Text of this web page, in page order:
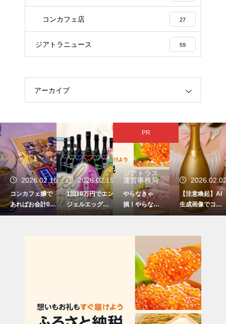
コンカフェ店 27
ジアトラニュース 59
アーカイブ
2026.02.15
1回10万円でエン
ジェルエッグが
当たる？！マー
PR
ジアトラス
運営事務局
やらなきゃ
損！やらない
意味がない！
2026.02.02
【注意喚起】AI
生成画像でコン
カフェ営業下さ
人に注意してく
保護中: コンカフ
ェの太客でも入
手できない？！
のクリスマスギ
フトの入手方法
について